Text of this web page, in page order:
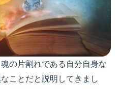
の片割れである自分自身な
ことだと説明してきまし